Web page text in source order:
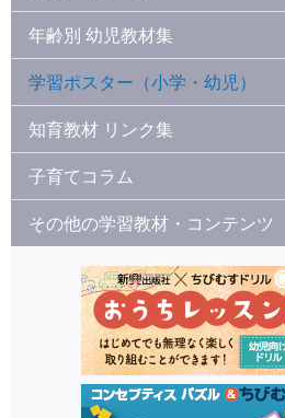
年齢別 幼児教材集
学習ポスター（小学・幼児）
知育教材 リンク集
子育てコラム
その他の学習教材・コンテンツ